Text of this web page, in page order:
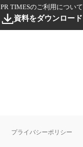
PR TIMESのご利用について
資料をダウンロード
プライバシーポリシー